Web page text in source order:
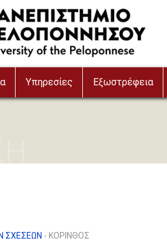
Υπηρεσίες Εξωστρέφεια
ΣΧΕΣΕΩΝ - ΚΟΡΙΝΘΟΣ